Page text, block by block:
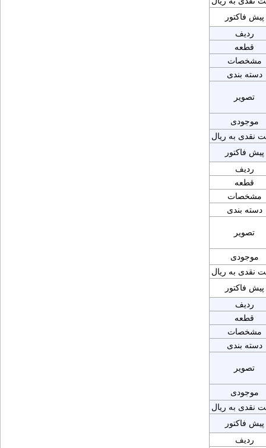
پیش فاکتور
ردیف
قطعه
مشخصات
دسته بندی
تصویر
موجودی
نقدی به ریال
پیش فاکتور
ردیف
قطعه
مشخصات
دسته بندی
تصویر
موجودی
نقدی به ریال
پیش فاکتور
ردیف
قطعه
مشخصات
دسته بندی
تصویر
موجودی
نقدی به ریال
پیش فاکتور
ردیف